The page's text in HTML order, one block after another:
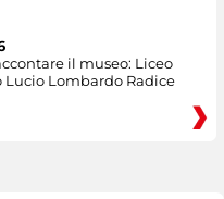
il museo: Liceo
Lucio Lombardo Radice